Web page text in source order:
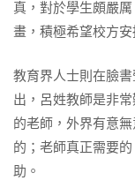
真，對於學生頗嚴
畫，積極希望校方
教育界人士則在臉
出，呂姓教師是非
的老師，外界有意
的；老師真正需要
助。